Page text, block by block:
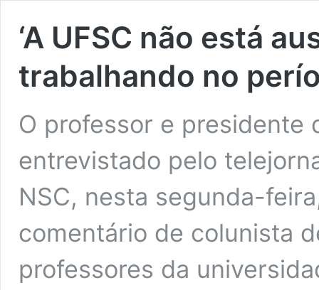
‘A UFSC não está
trabalhando no
O professor e presidente
entrevistado pelo
NSC, nesta segunda-
comentário de colunista
professores da